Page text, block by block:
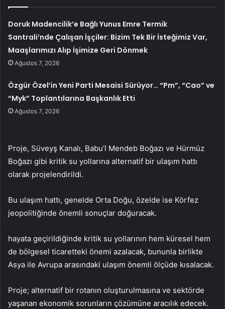
Doruk Madencilik’e Bağlı Yunus Emre Termik
Santrali’nde Çalışan İşçiler: Bizim Tek Bir İsteğimiz Var,
Maaşlarımızı Alıp İşimize Geri Dönmek
Ağustos 7, 2026
Özgür Özel’in Yeni Parti Mesaisi Sürüyor… “Pm”, “Cao” ve
“Myk” Toplantılarına Başkanlık Etti
Ağustos 7, 2026
Proje, Süveyş Kanalı, Babu’l Mendeb Boğazı ve Hürmüz
Boğazı gibi kritik su yollarına alternatif bir ulaşım hattı
olarak projelendirildi.
Bu ulaşım hattı, genelde Orta Doğu, özelde ise Körfez
jeopolitiğinde önemli sonuçlar doğuracak.
hayata geçirildiğinde kritik su yollarının hem küresel hem
de bölgesel ticaretteki önemi azalacak, bununla birlikte
Asya ile Avrupa arasındaki ulaşım önemli ölçüde kısalacak.
Proje; alternatif bir rotanın oluşturulmasına ve sektörde
yaşanan ekonomik sorunların çözümüne aracılık edecek.